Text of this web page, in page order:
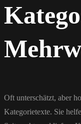
Oft unterschätzt, aber
Kategorietexte. Sie